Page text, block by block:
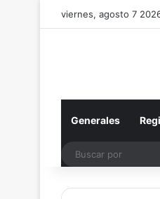
viernes, agosto 7
Generales